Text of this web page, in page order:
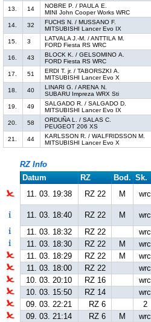
13.
14
NOBRE P. / PAULA E.
MINI John Cooper Works WRC
14.
32
FUCHS N. / MUSSANO F.
MITSUBISHI Lancer Evo IX
15.
3
LATVALA J.-M. / ANTTILA M.
FORD Fiesta RS WRC
16.
43
BLOCK K. / GELSOMINO A.
FORD Fiesta RS WRC
17.
51
ERDI T. jr. / TABORSZKI A.
MITSUBISHI Lancer Evo X
18.
40
LINARI G. / ARENA N.
SUBARU Impreza WRX Sti
19.
49
SALGADO R. / SALGADO D.
MITSUBISHI Lancer Evo IX
20.
58
ORDUÑA L. / SALAS C.
PEUGEOT 206 XS
21.
44
KARLSSON R. / WALFRIDSSON M.
MITSUBISHI Lancer Evo X
RZ Info
Datum
RZ Bod. Sk.
11. 03. 19:38
RZ 22 M wrc
11. 03. 18:40
RZ 22 M wrc
11. 03. 18:32
RZ 22 wrc
11. 03. 18:30
RZ 22 M wrc
11. 03. 18:29
RZ 22 M wrc
11. 03. 18:00
RZ 22 wrc
10. 03. 20:10
RZ 16 wrc
10. 03. 15:50
RZ 14 wrc
09. 03. 22:21
RZ 6 2
09. 03. 21:14
RZ 6 M wrc